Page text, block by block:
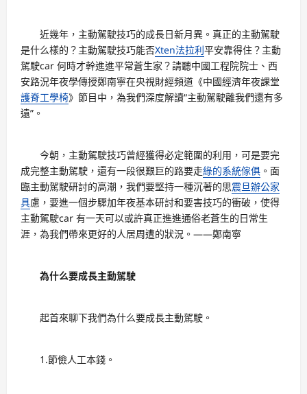
近幾年，主動駕駛技巧的成長日新月異。真正的主動駕駛
是什么樣的？主動駕駛技巧能否Xten法拉利平安靠得住？主動
駕駛car 何時才幹進進平常蒼生家？請聽中國工程院院士、西
安路況年夜學傳授鄭南寧在央視財經頻道《中國經濟年夜課堂
護脊工學椅》節目中，為我們深度解讀“主動駕駛離我們還有多
遠”。
今朝，主動駕駛技巧曾經獲得必定範圍的利用，可是要完
成完整主動駕駛，還有一段很艱巨的路要走綠的系統傢俱 。面
臨主動駕駛研討的高潮，我們要堅持一種沉著的思震旦辦公家
具慮，要進一個步驟加年夜基本研討和要害技巧的衝破，使得
主動駕駛car 有一天可以或許真正進進通俗老蒼生的日常生
涯，為我們帶來更好的人居周遭的狀況。——鄭南寧
為什么要成長主動駕駛
起首來聊下我們為什么要成長主動駕駛。
1.節儉人工本錢。